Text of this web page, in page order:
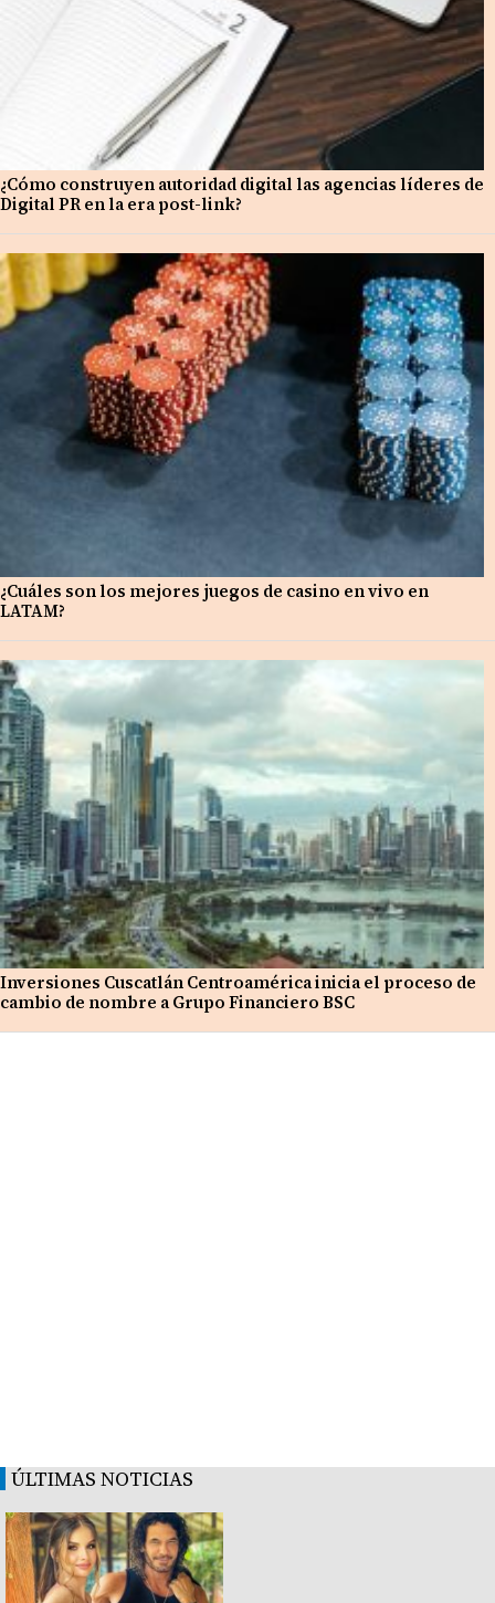
¿Cómo construyen autoridad digital las agencias líderes de
Digital PR en la era post-link?
¿Cuáles son los mejores juegos de casino en vivo en
LATAM?
Inversiones Cuscatlán Centroamérica inicia el proceso de
cambio de nombre a Grupo Financiero BSC
ÚLTIMAS NOTICIAS